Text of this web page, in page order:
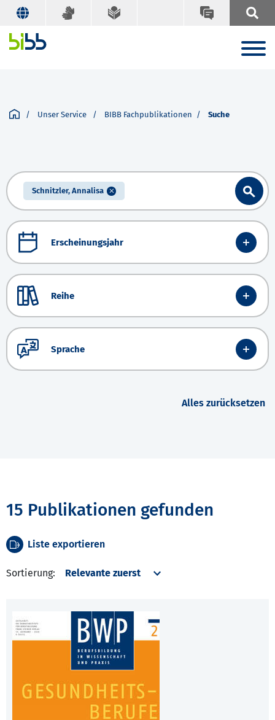
Unser Service BIBB Fachpublikationen Suche
Schnitzler, Annalisa
Erscheinungsjahr
Reihe
Sprache
Alles zurücksetzen
15 Publikationen gefunden
Liste exportieren
Sortierung: